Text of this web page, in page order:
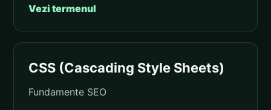
Vezi termenul
CSS (Cascading Style Sheets)
Fundamente SEO